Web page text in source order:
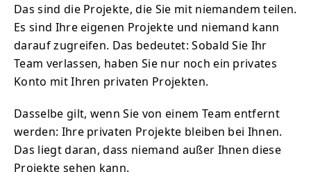
Das sind die Projekte, die Sie mit niemandem teilen.
Es sind Ihre eigenen Projekte und niemand kann
darauf zugreifen. Das bedeutet: Sobald Sie Ihr
Team verlassen, haben Sie nur noch ein privates
Konto mit Ihren privaten Projekten.
Dasselbe gilt, wenn Sie von einem Team entfernt
werden: Ihre privaten Projekte bleiben bei Ihnen.
Das liegt daran, dass niemand außer Ihnen diese
Projekte sehen kann.